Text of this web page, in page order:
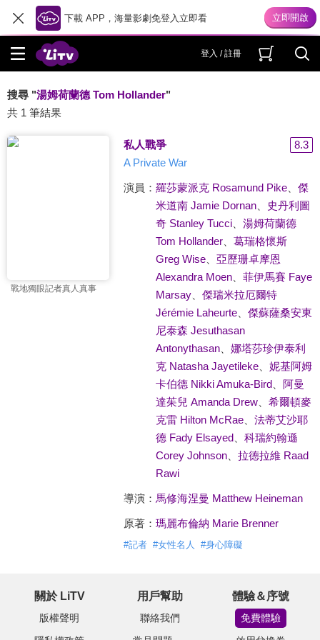
下載 APP，海量影劇免登入立即看
登入 / 註冊
搜尋 "湯姆荷蘭德 Tom Hollander"
共 1 筆結果
戰地獨眼記者真人真事
私人戰爭
8.3
A Private War
演員： 羅莎蒙派克 Rosamund Pike、 傑
米道南 Jamie Dornan、
史丹利圖
奇 Stanley Tucci、 湯姆荷蘭德
Tom Hollander、 葛瑞格懷斯
Greg Wise、 亞歷珊卓摩恩
Alexandra Moen、 菲伊馬賽 Faye
Marsay、 傑瑞米拉厄爾特
Jérémie Laheurte、 傑蘇薩桑安東
尼泰森 Jesuthasan
Antonythasan、 娜塔莎珍伊泰利
克 Natasha Jayetileke、 妮基阿姆
卡伯德 Nikki Amuka-Bird、 阿曼
達茱兒 Amanda Drew、 希爾頓麥
克雷 Hilton McRae、 法蒂艾沙耶
德 Fady Elsayed、 科瑞約翰遜
Corey Johnson、 拉德拉維 Raad
Rawi
導演： 馬修海涅曼 Matthew Heineman
原著： 瑪麗布倫納 Marie Brenner
#記者 #女性名人 #身心障礙
關於 LiTV
版權聲明
用戶幫助
聯絡我們
體驗＆序號
免費體驗